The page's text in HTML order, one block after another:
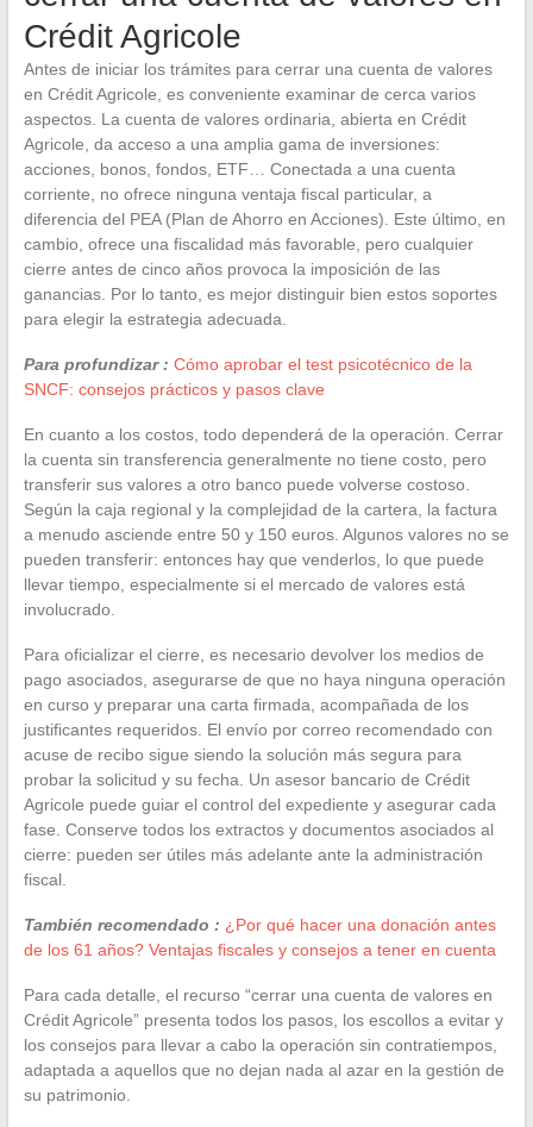
Crédit Agricole
Antes de iniciar los trámites para cerrar una cuenta de valores
en Crédit Agricole, es conveniente examinar de cerca varios
aspectos. La cuenta de valores ordinaria, abierta en Crédit
Agricole, da acceso a una amplia gama de inversiones:
acciones, bonos, fondos, ETF… Conectada a una cuenta
corriente, no ofrece ninguna ventaja fiscal particular, a
diferencia del PEA (Plan de Ahorro en Acciones). Este último, en
cambio, ofrece una fiscalidad más favorable, pero cualquier
cierre antes de cinco años provoca la imposición de las
ganancias. Por lo tanto, es mejor distinguir bien estos soportes
para elegir la estrategia adecuada.
Para profundizar : Cómo aprobar el test psicotécnico de la
SNCF: consejos prácticos y pasos clave
En cuanto a los costos, todo dependerá de la operación. Cerrar
la cuenta sin transferencia generalmente no tiene costo, pero
transferir sus valores a otro banco puede volverse costoso.
Según la caja regional y la complejidad de la cartera, la factura
a menudo asciende entre 50 y 150 euros. Algunos valores no se
pueden transferir: entonces hay que venderlos, lo que puede
llevar tiempo, especialmente si el mercado de valores está
involucrado.
Para oficializar el cierre, es necesario devolver los medios de
pago asociados, asegurarse de que no haya ninguna operación
en curso y preparar una carta firmada, acompañada de los
justificantes requeridos. El envío por correo recomendado con
acuse de recibo sigue siendo la solución más segura para
probar la solicitud y su fecha. Un asesor bancario de Crédit
Agricole puede guiar el control del expediente y asegurar cada
fase. Conserve todos los extractos y documentos asociados al
cierre: pueden ser útiles más adelante ante la administración
fiscal.
También recomendado : ¿Por qué hacer una donación antes
de los 61 años? Ventajas fiscales y consejos a tener en cuenta
Para cada detalle, el recurso “cerrar una cuenta de valores en
Crédit Agricole” presenta todos los pasos, los escollos a evitar y
los consejos para llevar a cabo la operación sin contratiempos,
adaptada a aquellos que no dejan nada al azar en la gestión de
su patrimonio.